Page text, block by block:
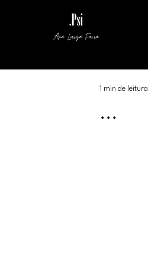
Ana Luiza Faria
...
1 min de leitura